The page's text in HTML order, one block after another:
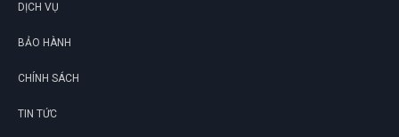
DỊCH VỤ
BẢO HÀNH
CHÍNH SÁCH
TIN TỨC